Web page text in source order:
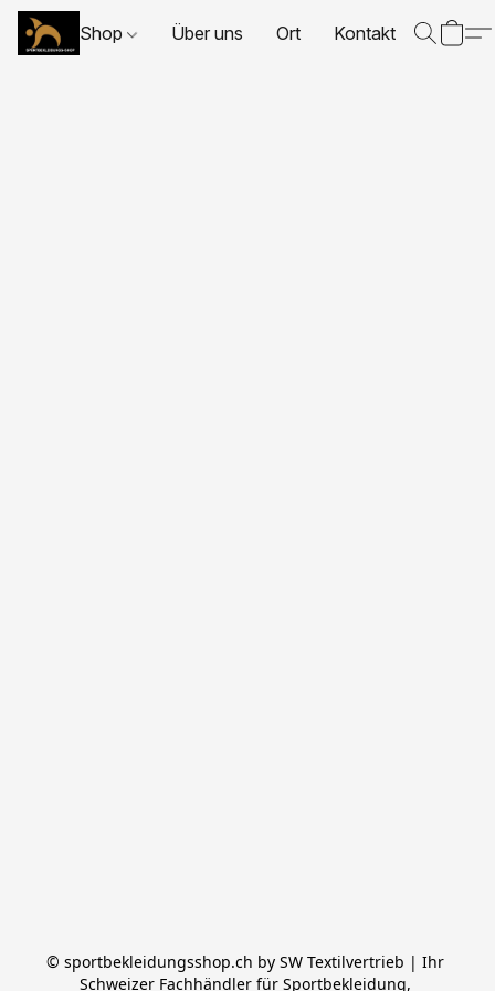
Shop Über uns Ort Kontakt
© sportbekleidungsshop.ch by SW Textilvertrieb | Ihr
Schweizer Fachhändler für Sportbekleidung,